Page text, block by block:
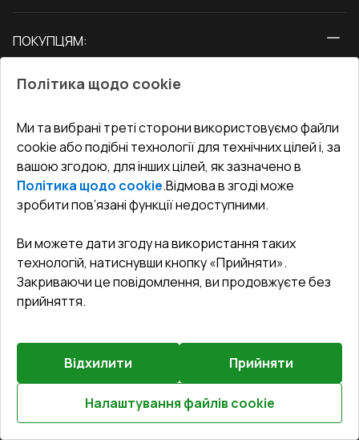
Двері
ПОКУПЦЯМ:
Блог
Адреса гіпермаркета
Як правильно заміряти вікна
СЕРВІС ТА ОБЛУГОВУВАННЯ:
Доставка і Оплата
Гарантія та Сервіс
Повернення товару
Договір публічної оферти
КОНТАКТИ
Офіс:Україна, м. Вінниця, вул. Келецька 60 кв. 61
undefined(undefined)
©2026 Всі права захищені.
Сайт створено на платформіVitrager.com.
Повідомити про проблему?
Політика щодо cookie
Ми та вибрані треті сторони використовуємо файли
cookie або подібні технології для технічних цілей і, за
вашою згодою, для інших цілей, як зазначено в
Політика щодо cookie.Відмова в згоді може
зробити пов’язані функції недоступними.
Ви можете дати згоду на використання таких
технологій, натиснувши кнопку «Прийняти».
Закриваючи це повідомлення, ви продовжуєте без
прийняття.
Відхилити Прийняти
Налаштування файлів cookie